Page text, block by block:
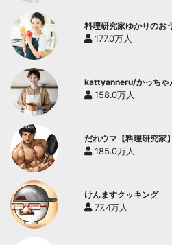
料理研究家ゆかりのお
Kitchen
177.0万人
kattyanneru/かっちゃ
158.0万人
だれウマ【料理研究家】
185.0万人
けんますクッキング
77.4万人